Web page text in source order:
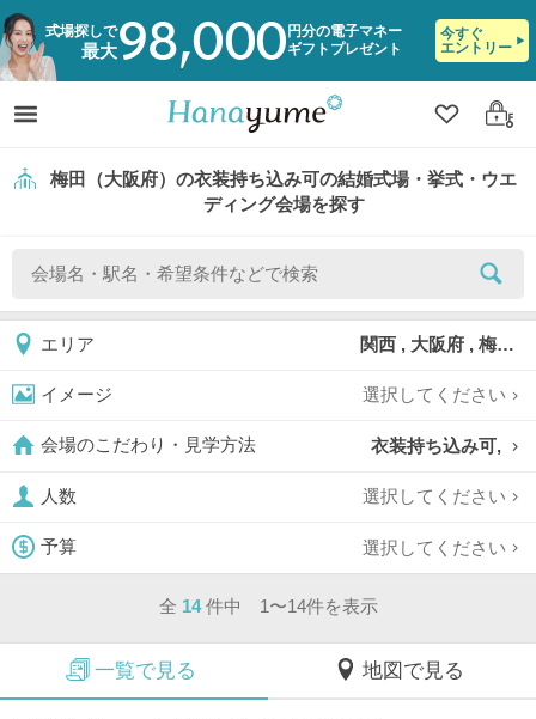
式場探しで
最大98,000 円分の電子マネー
ギフトプレゼント
今すぐ
エントリー
クリップ
ログ
梅田（大阪府）の衣装持ち込み可の結婚式場・挙式・ウエ
ディング会場を探す
エリア 関西 , 大阪府 , 梅田
イメージ 選択してください
会場のこだわり・見学方法 衣装持ち込み可,
人数 選択してください
予算 選択してください
全 14 件中 1〜14件を表示
一覧で見る 地図で見る